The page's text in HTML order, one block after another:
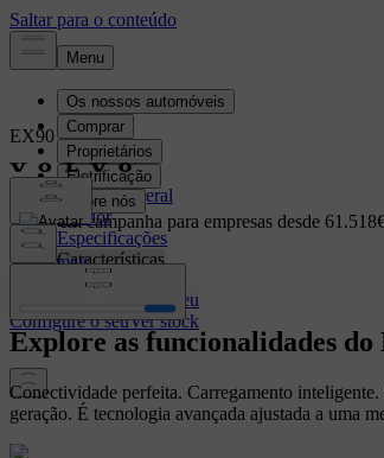
EX90 Elétrico
Descrição geral
Interior
Especificações
Características
Configure o seu
Configure o seuVer stock
EX90 em campanha para empresas desde
Saiba mais
Explore as funcionalidades do
Conectividade perfeita. Carregamento inteligente.
geração. É tecnologia avançada ajustada a uma